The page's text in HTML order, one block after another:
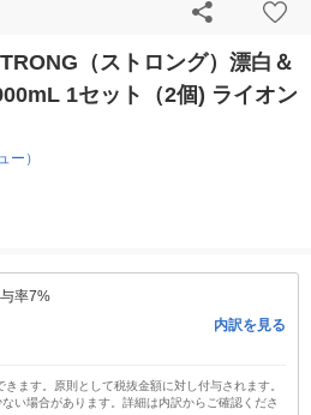
（ストロング）漂白＆
1セット（2個) ライオン
ー）
率7%
内訳を見る
ます。原則として税抜金額に対し付与されます。
い場合があります。詳細は内訳からご確認くださ